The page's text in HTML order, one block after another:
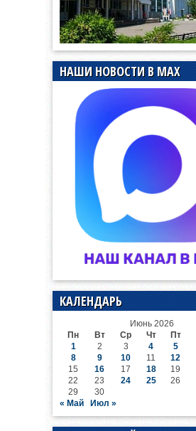
НАШИ НОВОСТИ В MAX
КАЛЕНДАРЬ
Июнь 2026
Пн
Вт Ср Чт Пт
1
2 3 4 5
8
9 10 11 12
15
16 17 18 19
22
23 24 25 26
29
30
« Май
Июл »